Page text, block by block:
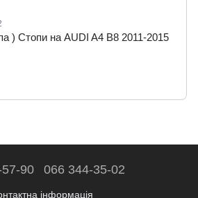
) Стопи на AUDI A4 B8 2011-2015
90 066 344-35-02
інформація